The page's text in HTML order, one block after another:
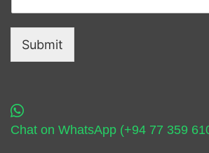
Submit
Chat on WhatsApp (+94 77 359